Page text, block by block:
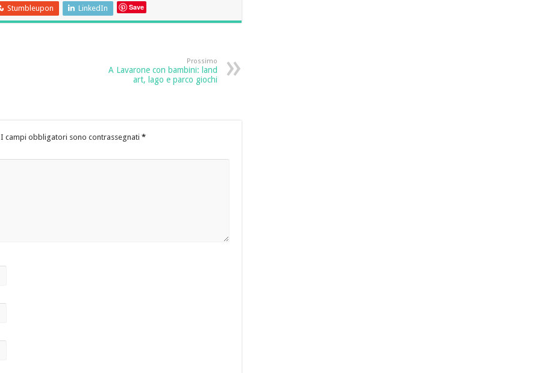
Stumbleupon LinkedIn Save
Prossimo
A Lavarone con bambini: land
art, lago e parco giochi
I campi obbligatori sono contrassegnati *